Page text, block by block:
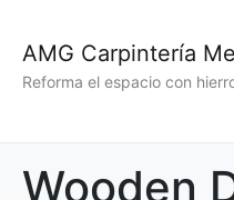
AMG Carpintería
Reforma el espacio con
Wooden